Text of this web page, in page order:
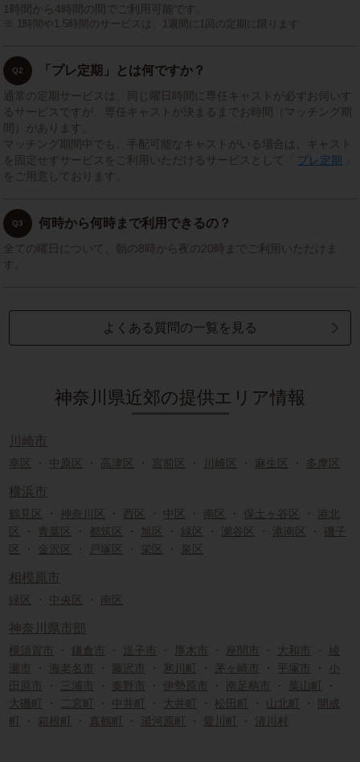
1時間から4時間の間でご利用可能です。
1時間や1.5時間のサービスは、1週間に1回の定期に限ります
Q2 「プレ定期」とは何ですか？
通常の定期サービスは、同じ曜日時間に専任キャストが必ずお伺いす
るサービスですが、専任キャストが決まるまでお時間（マッチング期
間）があります。
マッチング期間中でも、手配可能なキャストがいる場合は、キャスト
を固定せずサービスをご利用いただけるサービスとして「
プレ定期
をご用意しております。
Q3 何時から何時まで利用できるの？
全ての曜日について、朝の8時から夜の20時までご利用いただけま
す。
よくある質問の一覧を見る
神奈川県近郊の提供エリア情報
川崎市
幸区 ・ 中原区 ・ 高津区 ・ 宮前区 ・ 川崎区 ・ 麻生区 ・ 多摩区
横浜市
鶴見区 ・ 神奈川区 ・ 西区 ・ 中区 ・ 南区 ・ 保土ヶ谷区 ・ 港北
区
・ 青葉区 ・ 都筑区 ・ 旭区 ・ 緑区 ・ 瀬谷区 ・ 港南区 ・ 磯子
区
・ 金沢区 ・ 戸塚区 ・ 栄区 ・ 泉区
相模原市
緑区 ・ 中央区 ・ 南区
神奈川県市部
横須賀市 ・ 鎌倉市 ・ 逗子市 ・ 厚木市 ・ 座間市 ・ 大和市 ・ 綾
瀬市
・ 海老名市 ・ 藤沢市 ・ 寒川町 ・ 茅ヶ崎市 ・ 平塚市 ・ 小
田原市
・ 三浦市 ・ 秦野市 ・ 伊勢原市 ・ 南足柄市 ・ 葉山町 ・
大磯町 ・ 二宮町 ・ 中井町 ・ 大井町 ・ 松田町 ・ 山北町 ・
開成
町 ・ 箱根町 ・ 真鶴町 ・ 湯河原町 ・ 愛川町 ・ 清川村